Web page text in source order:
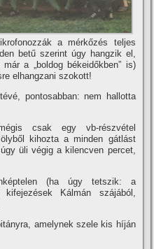
a mérkőzés teljes
betű szerint úgy hangzik el,
a „boldog békeidőkben” is)
elhangzani szokott!
pontosabban: nem hallotta
csak egy vb-részvétel
kihozta a minden gátlást
üli végig a kilencven percet,
(ha úgy tetszik: a
Kálmán szájából,
amelynek szele kis hí­ján